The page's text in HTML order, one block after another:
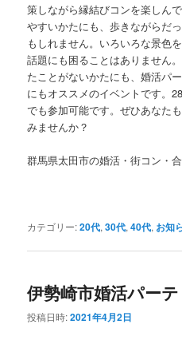
策しながら縁結びコンを楽しん
やすいかたにも、歩きながらだ
もしれません。いろいろな景色
話題にも困ることはありません
たことがないかたにも、婚活パ
にもオススメのイベントです。
でも参加可能です。ぜひあなた
みませんか？
群馬県太田市の婚活・街コン・
カテゴリー:20代,30代,40代, お知
伊勢崎市婚活パー
投稿日時:2021年4月2日